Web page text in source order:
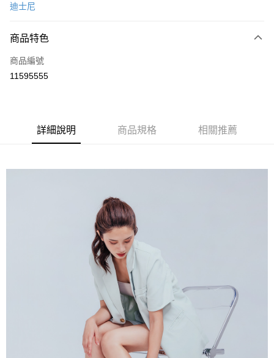
LINE Pay
Apple Pay
ATM付款
每筆NT$80，滿NT$899(含以上)免運費
每筆NT$80，滿NT$859(含以上)免運費
每筆NT$80，滿NT$899(含以上)免運費
每筆NT$80，滿NT$859(含以上)免運費
每筆NT$85，滿NT$859(含以上)免運費
迪士尼
商品特色
商品編號
11595555
詳細說明 商品規格 相關推薦